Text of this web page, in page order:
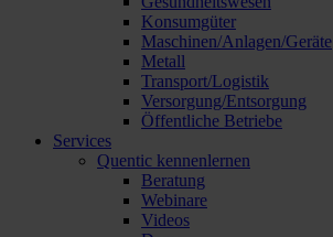
Konsumgüter
Maschinen/Anlagen/Geräte
Metall
Transport/Logistik
Versorgung/Entsorgung
Öffentliche Betriebe
Services
Quentic kennenlernen
Beratung
Webinare
Videos